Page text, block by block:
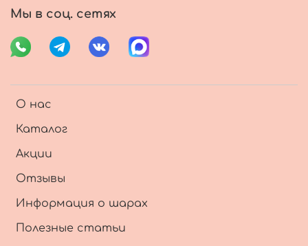
О нас
Каталог
Акции
Отзывы
Информация о шарах
Полезные статьи
Мы в соц. сетях